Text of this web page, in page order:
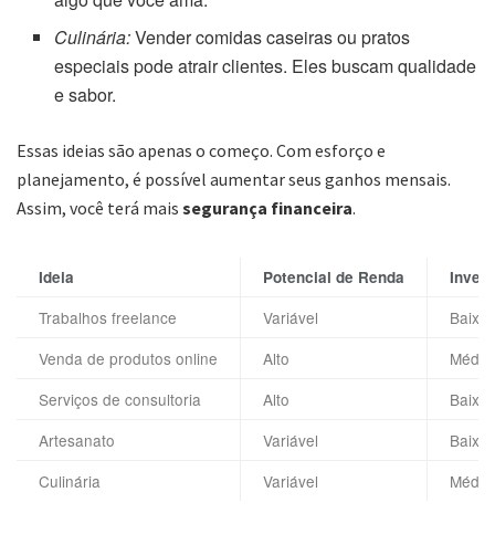
Culinária:Vender comidas caseiras ou pratos
especiais pode atrair clientes. Eles buscam qualidade
e sabor.
Essas ideias são apenas o começo. Com esforço e
planejamento, é possível aumentar seus ganhos mensais.
Assim, você terá mais segurança financeira.
Ideia Potencial de Renda
Trabalhos freelance Variável
Baixo
Venda de produtos online
Alto
Médio
Serviços de consultoria
Alto
Baixo
Artesanato
Variável
Baixo
Culinária
Variável Médio